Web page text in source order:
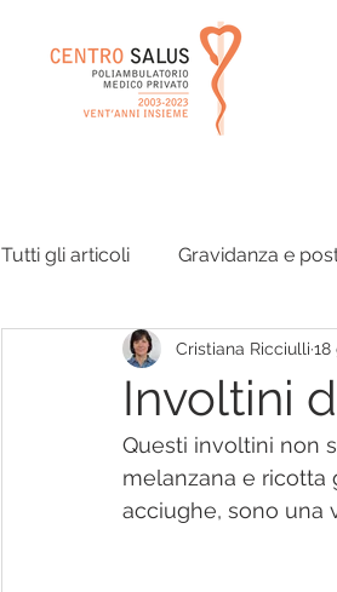
Tutti gli articoli Gravidanza e
Orecchie e vie respiratorie
Disturbi dell'equilibrio
Involtini
Cristiana Ricciulli 18
Questi involtini non
melanzana e ricotta
acciughe, sono una